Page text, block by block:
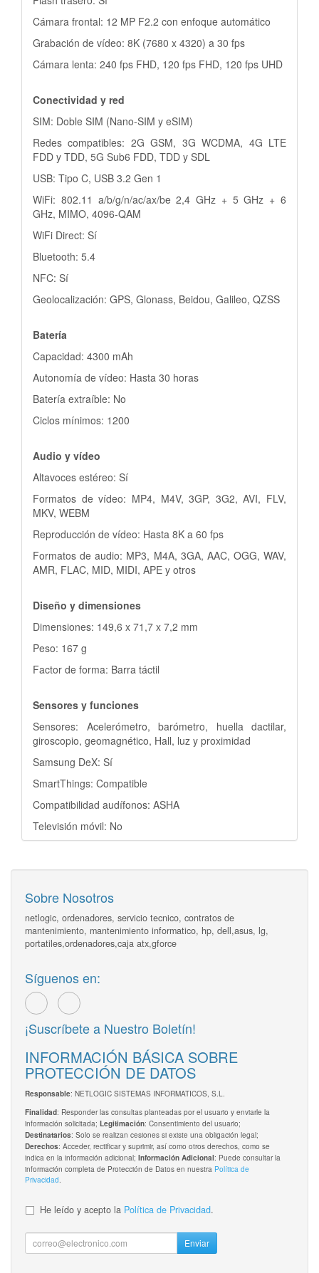
Cámara frontal: 12 MP F2.2 con enfoque automático
Grabación de vídeo: 8K (7680 x 4320) a 30 fps
Cámara lenta: 240 fps FHD, 120 fps FHD, 120 fps UHD
Conectividad y red
SIM: Doble SIM (Nano-SIM y eSIM)
Redes compatibles: 2G GSM, 3G WCDMA, 4G LTE
FDD y TDD, 5G Sub6 FDD, TDD y SDL
USB: Tipo C, USB 3.2 Gen 1
WiFi: 802.11 a/b/g/n/ac/ax/be 2,4 GHz + 5 GHz + 6
GHz, MIMO, 4096-QAM
WiFi Direct: Sí
Bluetooth: 5.4
NFC: Sí
Geolocalización: GPS, Glonass, Beidou, Galileo, QZSS
Batería
Capacidad: 4300 mAh
Autonomía de vídeo: Hasta 30 horas
Batería extraíble: No
Ciclos mínimos: 1200
Audio y vídeo
Altavoces estéreo: Sí
Formatos de vídeo: MP4, M4V, 3GP, 3G2, AVI, FLV,
MKV, WEBM
Reproducción de vídeo: Hasta 8K a 60 fps
Formatos de audio: MP3, M4A, 3GA, AAC, OGG, WAV,
AMR, FLAC, MID, MIDI, APE y otros
Diseño y dimensiones
Dimensiones: 149,6 x 71,7 x 7,2 mm
Peso: 167 g
Factor de forma: Barra táctil
Sensores y funciones
Sensores: Acelerómetro, barómetro, huella dactilar,
giroscopio, geomagnético, Hall, luz y proximidad
Samsung DeX: Sí
SmartThings: Compatible
Compatibilidad audífonos: ASHA
Televisión móvil: No
Sobre Nosotros
netlogic, ordenadores, servicio tecnico, contratos de
mantenimiento, mantenimiento informatico, hp, dell,asus, lg,
portatiles,ordenadores,caja atx,gforce
Síguenos en:
¡Suscríbete a Nuestro Boletín!
INFORMACIÓN BÁSICA SOBRE
PROTECCIÓN DE DATOS
Responsable: NETLOGIC SISTEMAS INFORMATICOS, S.L.
Finalidad: Responder las consultas planteadas por el usuario y enviarle la
información solicitada; Legitimación: Consentimiento del usuario;
Destinatarios: Solo se realizan cesiones si existe una obligación legal;
Derechos: Acceder, rectificar y suprimir, así como otros derechos, como se
indica en la información adicional; Información Adicional: Puede consultar la
información completa de Protección de Datos en nuestra Política de
Privacidad
He leído y acepto la Política de Privacidad.
Enviar